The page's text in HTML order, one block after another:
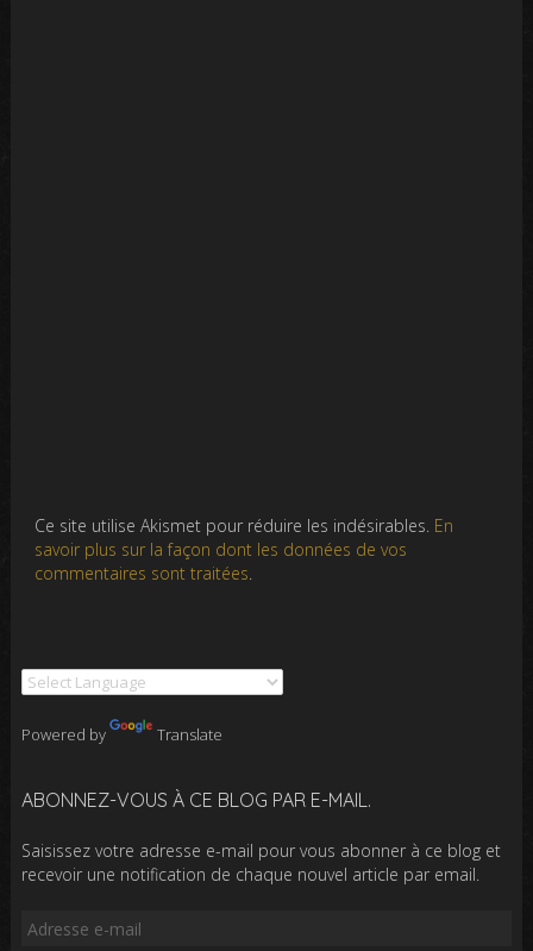
Ce site utilise Akismet pour réduire les indésirables. En
savoir plus sur la façon dont les données de vos
commentaires sont traitées.
Powered by Translate
ABONNEZ-VOUS À CE BLOG PAR E-MAIL.
Saisissez votre adresse e-mail pour vous abonner à ce blog et
recevoir une notification de chaque nouvel article par email.
Adresse